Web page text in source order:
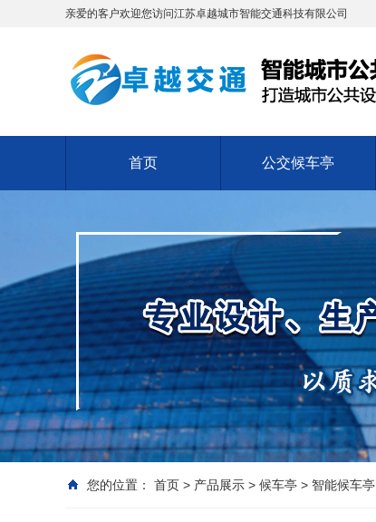
亲爱的客户欢迎您访问江苏卓越城市智能交通科技有限公司
首页 公交候车亭
您的位置： 首页 > 产品展示 > 候车亭 > 智能候车亭